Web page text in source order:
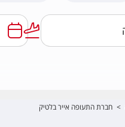
> חברת התעופה אייר בלטיק